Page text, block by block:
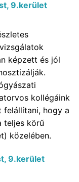
9.kerület
képzett és jól
kollégáink
felállítani, hogy a
teljes körű
közelében.
9.kerület